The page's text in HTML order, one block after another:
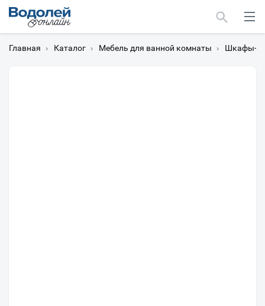
Главная › Каталог › Мебель для ванной комнаты › Шкафы-